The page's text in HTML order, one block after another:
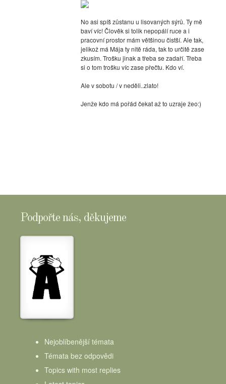
No asi spíš zůstanu u lisovaných sýrů. Ty mě
baví víc! Člověk si tolik nepopálí ruce a i
pracovní prostor mám většinou čistší. Ale tak,
jelikož má Mája ty nitě ráda, tak to určitě zase
zkusím. Trošku jinak a třeba se zadaří. Třeba
si o tom trošku víc zase přečtu. Kdo ví.
Ale v sobotu / v neděli..zlato!
Jenže kdo má pořád čekat až to uzraje žeo:)
Podpořte nás, děkujeme
Nejoblíbenější témata
Témata bez odpovědi
Topics with most replies